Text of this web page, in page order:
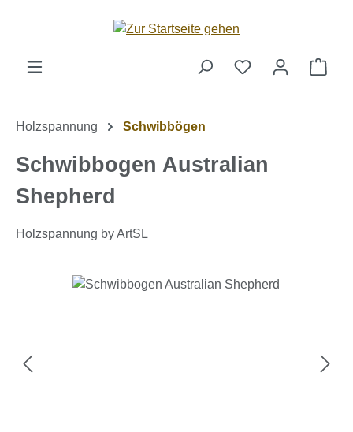
Zum Hauptinhalt springen
Holzspannung Schwibbögen
Schwibbogen Australian
Shepherd
Holzspannung by ArtSL
Bildergalerie überspringen